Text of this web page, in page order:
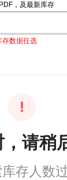
，及最新库存
存数据任选
!
请稍
存人数